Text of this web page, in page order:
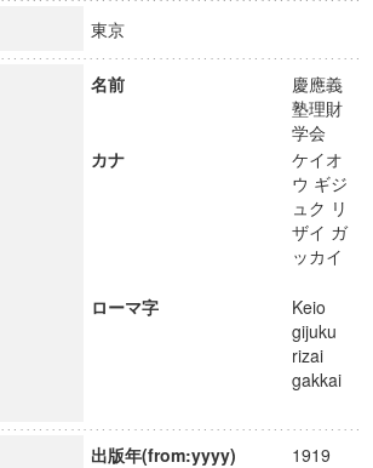
東京
名前
慶應義
塾理財
学会
カナ
ケイオ
ウ ギジ
ュク リ
ザイ ガ
ッカイ
ローマ字
Keio
gijuku
rizai
gakkai
出版年(from:yyyy)
1919